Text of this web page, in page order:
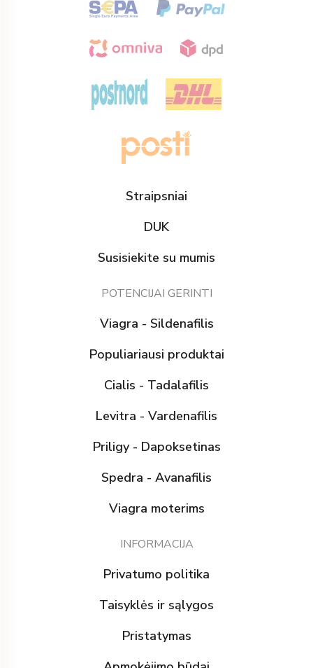
Straipsniai
DUK
Susisiekite su mumis
POTENCIJAI GERINTI
Viagra - Sildenafilis
Populiariausi produktai
Cialis - Tadalafilis
Levitra - Vardenafilis
Priligy - Dapoksetinas
Spedra - Avanafilis
Viagra moterims
INFORMACIJA
Privatumo politika
Taisyklės ir sąlygos
Pristatymas